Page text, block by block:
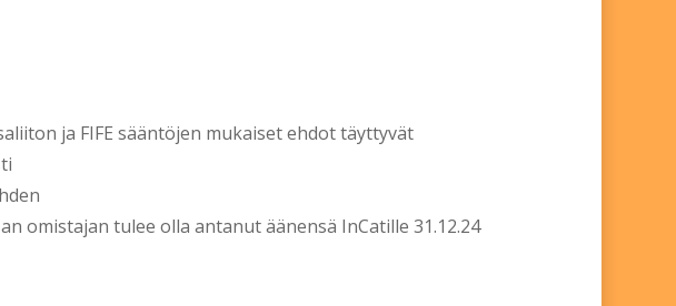
ja FIFE sääntöjen mukaiset ehdot täyttyvät
omistajan tulee olla antanut äänensä InCatille 31.12.24